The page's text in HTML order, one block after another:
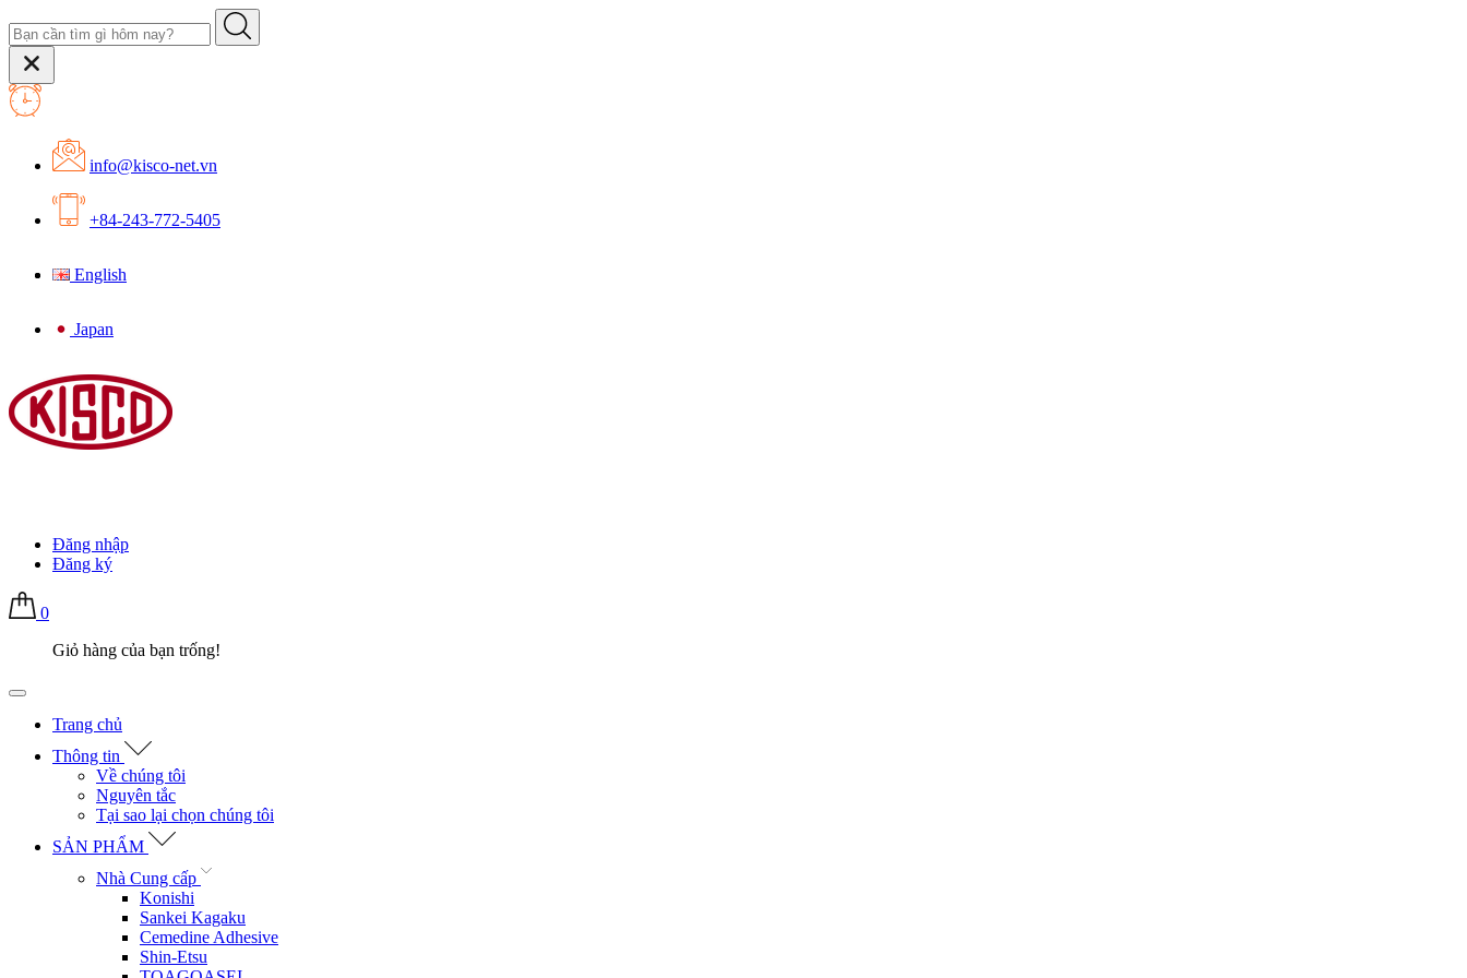
info@kisco-net.vn
+84-243-772-5405
English
Japan
Đăng nhập
Đăng ký
0
Giỏ hàng của bạn trống!
Trang chủ
Thông tin
Về chúng tôi
Nguyên tắc
Tại sao lại chọn chúng tôi
SẢN PHẨM
Nhà Cung cấp
Konishi
Sankei Kagaku
Cemedine Adhesive
Shin-Etsu